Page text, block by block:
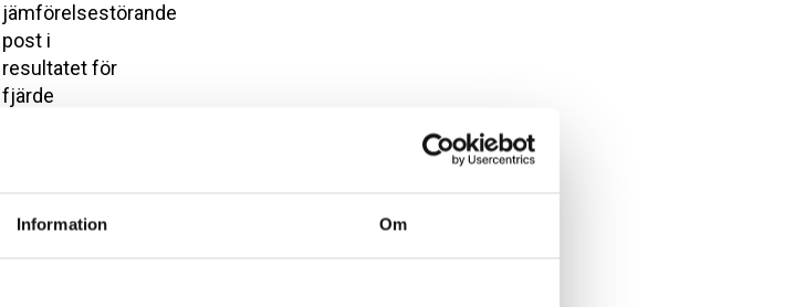
Information Om
jämförelsestörande
post i
resultatet för
fjärde
är icke
kassaflödespåverkande